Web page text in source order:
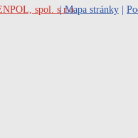
spol. s r.o.
|Mapa stránky